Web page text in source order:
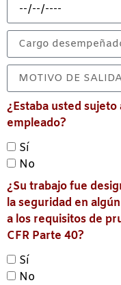
¿Estaba usted sujeto
empleado?
Sí
No
¿Su trabajo fue
la seguridad en
a los requisitos de
CFR Parte 40?
Sí
No